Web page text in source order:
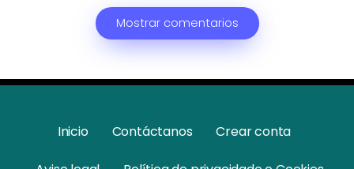
Mostrar comentarios
Inicio Contáctanos Crear conta